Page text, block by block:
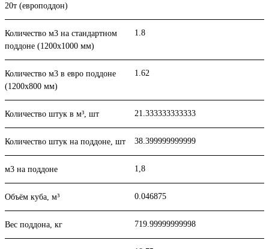
20т (европоддон)
Количество м3 на стандартном
поддоне (1200x1000 мм)
1.8
Количество м3 в евро поддоне
(1200x800 мм)
1.62
Количество штук в м³, шт 21.333333333333
Количество штук на поддоне, шт 38.399999999999
м3 на поддоне 1,8
Объём куба, м³ 0.046875
Вес поддона, кг 719.99999999998